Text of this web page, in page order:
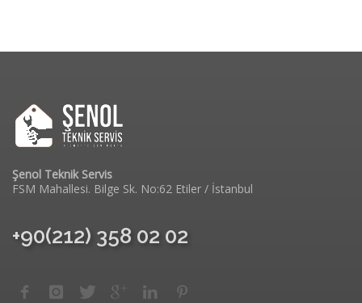
Şenol Teknik Servis
FSM Mahallesi. Bilge Sk. No:62 Etiler / İstanbul
+90(212) 358 02 02